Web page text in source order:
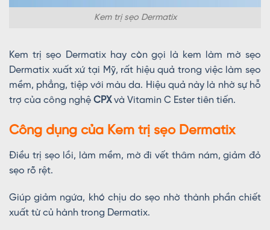
Kem trị sẹo Dermatix
Kem trị sẹo Dermatix hay còn gọi là kem làm mờ sẹo
Dermatix xuất xứ tại Mỹ, rất hiệu quả trong việc làm sẹo
mềm, phẳng, tiệp với màu da. Hiệu quả này là nhờ sự hỗ
trợ của công nghệ CPXvà Vitamin C Ester tiên tiến.
Công dụng của Kem trị sẹo Dermatix
Điều trị sẹo lồi, làm mềm, mờ đi vết thâm nám, giảm đỏ
sẹo rõ rệt.
Giúp giảm ngứa, khó chịu do sẹo nhờ thành phần chiết
xuất từ củ hành trong Dermatix.